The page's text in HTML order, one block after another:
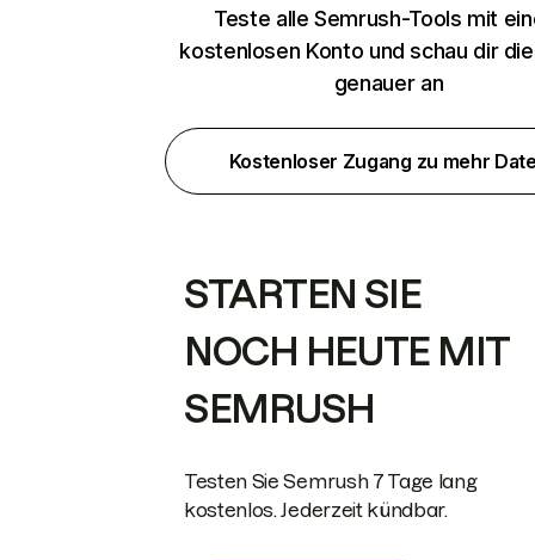
Teste alle Semrush-Tools mit
kostenlosen Konto und schau dir
genauer an
Kostenloser Zugang zu mehr
STARTEN SIE
NOCH HEUTE MIT
SEMRUSH
Testen Sie Semrush 7 Tage lang
kostenlos. Jederzeit kündbar.